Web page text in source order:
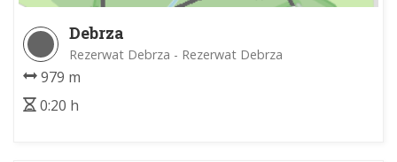
Debrza
Rezerwat Debrza - Rezerwat Debrza
979 m
0:20 h